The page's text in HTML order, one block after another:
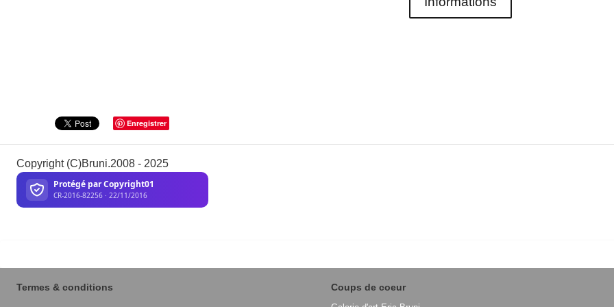
Enregistrer
Copyright (C)Bruni.2008 - 2025
Termes & conditions Coups de coeur